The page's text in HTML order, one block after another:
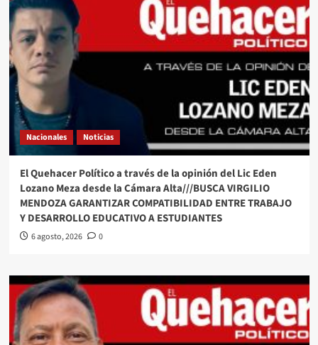
Nacionales Noticias
El Quehacer Político a través de la opinión del Lic Eden
Lozano Meza desde la Cámara Alta///BUSCA VIRGILIO
MENDOZA GARANTIZAR COMPATIBILIDAD ENTRE TRABAJO
Y DESARROLLO EDUCATIVO A ESTUDIANTES
6 agosto, 2026 0